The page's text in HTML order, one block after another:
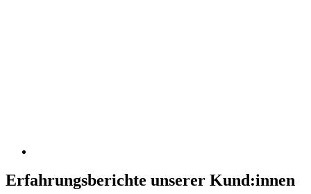
Erfahrungsberichte unserer Kund:innen